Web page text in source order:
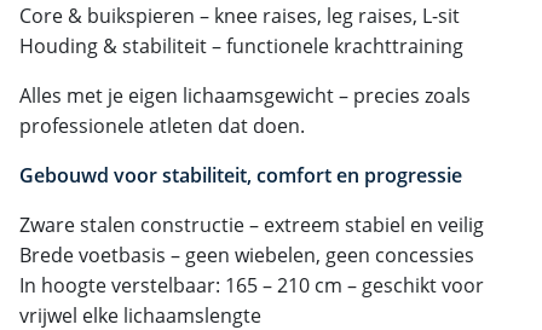
Core & buikspieren – knee raises, leg raises, L-sit
Houding & stabiliteit – functionele krachttraining
Alles met je eigen lichaamsgewicht – precies zoals
professionele atleten dat doen.
Gebouwd voor stabiliteit, comfort en progressie
Zware stalen constructie – extreem stabiel en veilig
Brede voetbasis – geen wiebelen, geen concessies
In hoogte verstelbaar: 165 – 210 cm – geschikt voor
vrijwel elke lichaamslengte